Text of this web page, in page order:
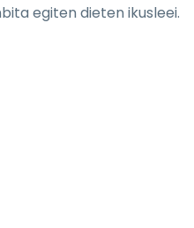
egiten dieten ikusleei.